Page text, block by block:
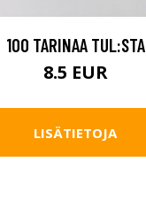
100 TARINAA TUL:STA
8.5 EUR
LISÄTIETOJA